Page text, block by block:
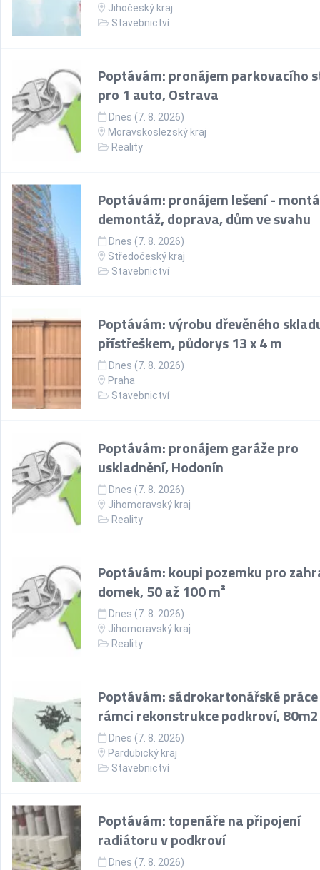
Jihočeský kraj
Stavebnictví
Poptávám: pronájem parkovacího
pro 1 auto, Ostrava
Dnes (7. 8. 2026)
Moravskoslezský kraj
Reality
Poptávám: pronájem lešení -
demontáž, doprava, dům ve svahu
Dnes (7. 8. 2026)
Středočeský kraj
Stavebnictví
Poptávám: výrobu dřevěného
přístřeškem, půdorys 13 x 4 m
Dnes (7. 8. 2026)
Praha
Stavebnictví
Poptávám: pronájem garáže pro
uskladnění, Hodonín
Dnes (7. 8. 2026)
Jihomoravský kraj
Reality
Poptávám: koupi pozemku pro
domek, 50 až 100 m²
Dnes (7. 8. 2026)
Jihomoravský kraj
Reality
Poptávám: sádrokartonářské
rámci rekonstrukce podkroví, 80m2
Dnes (7. 8. 2026)
Pardubický kraj
Stavebnictví
Poptávám: topenáře na připojení
radiátoru v podkroví
Dnes (7. 8. 2026)